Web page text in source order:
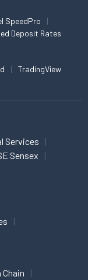
SpeedPro
Deposit Rates
TradingView
Services
Sensex